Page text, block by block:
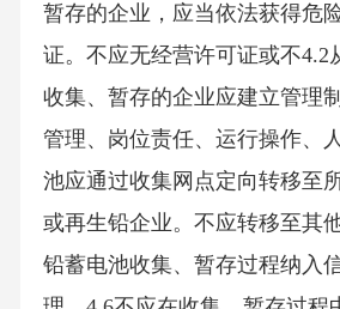
暂存的企业，应当依法获得危
证。不应无经营许可证或不4.2
收集、暂存的企业应建立管理
管理、岗位责任、运行操作、
池应通过收集网点定向转移至
或再生铅企业。不应转移至其
铅蓄电池收集、暂存过程纳入